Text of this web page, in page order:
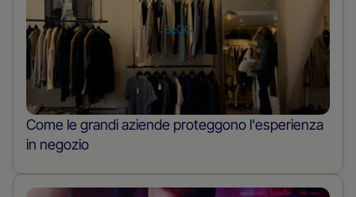
più
BLOG
Come le grandi aziende proteggono l'esperienza
in negozio